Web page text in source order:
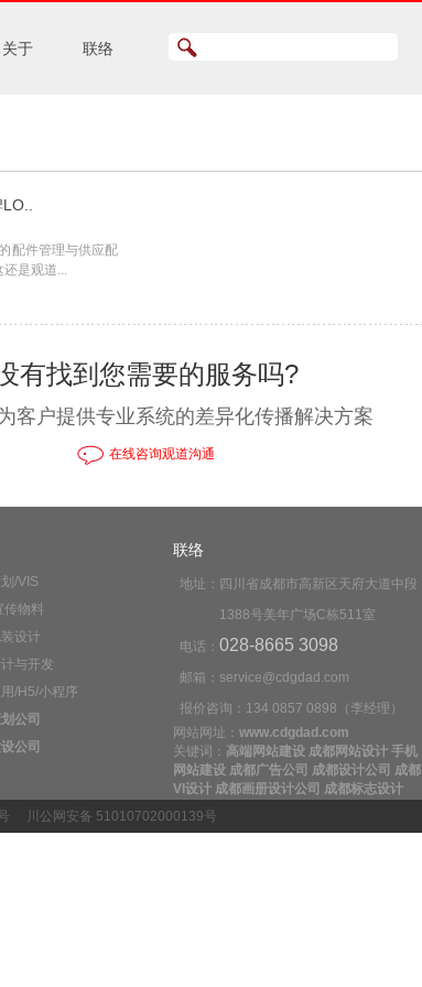
关于 联络
配件管理与供应配
是观道...
有找到您需要的服务吗?
客户提供专业系统的差异化传播解决方案
在线咨询观道沟通
/VIS
传物料
设计
与开发
/H5/小程序
公司
公司
联络
地址： 四川省成都市高新区天府大道中段
1388号美年广场C栋511室
电话： 028-8665 3098
邮箱：service@cdgdad.com
报价咨询： 134 0857 0898（李经理）
网站网址： www.cdgdad.com
关键词： 高端网站建设 成都网站设计 手机
网站建设 成都广告公司 成都设计公司 成都
VI设计 成都画册设计公司 成都标志设计
川公网安备 51010702000139号